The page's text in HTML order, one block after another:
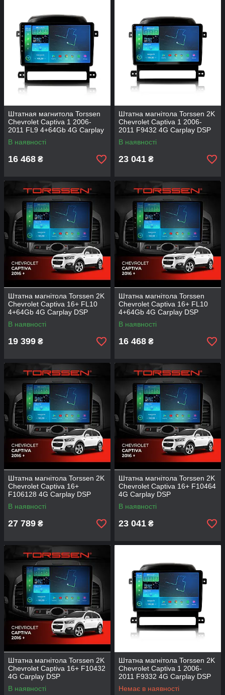
Штатная магнитола Torssen
Chevrolet Captiva 1 2006-
2011 FL9 4+64Gb 4G Carplay
DSP
В наявності
16 468 ₴
Штатна магнітола Torssen 2K
Chevrolet Captiva 1 2006-
2011 F9432 4G Carplay DSP
В наявності
23 041 ₴
Штатна магнітола Torssen 2K
Chevrolet Captiva 16+ FL10
4+64Gb 4G Carplay DSP
В наявності
19 399 ₴
Штатна магнітола Torssen
Chevrolet Captiva 16+ FL10
4+64Gb 4G Carplay DSP
В наявності
16 468 ₴
Штатна магнітола Torssen 2K
Chevrolet Captiva 16+
F106128 4G Carplay DSP
В наявності
27 789 ₴
Штатна магнітола Torssen 2K
Chevrolet Captiva 16+ F10464
4G Carplay DSP
В наявності
23 041 ₴
Штатна магнітола Torssen 2K
Chevrolet Captiva 16+ F10432
4G Carplay DSP
В наявності
Штатна магнітола Torssen 2K
Chevrolet Captiva 1 2006-
2011 F9332 4G Carplay DSP
Немає в наявності